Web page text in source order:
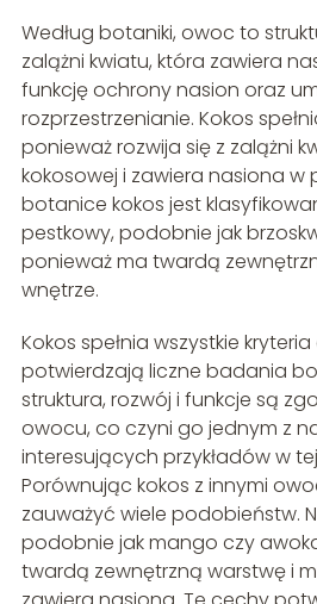
Według botaniki, owoc to
zalążni kwiatu, która zawiera
funkcję ochrony nasion oraz
rozprzestrzenianie. Kokos
ponieważ rozwija się z zalążni
kokosowej i zawiera nasiona w
botanice kokos jest
pestkowy, podobnie jak
ponieważ ma twardą
wnętrze.
Kokos spełnia wszystkie
potwierdzają liczne badania
struktura, rozwój i funkcje są
owocu, co czyni go jednym z
interesujących przykładów w
Porównując kokos z innymi
zauważyć wiele podobieństw.
podobnie jak mango czy
twardą zewnętrzną warstwę i